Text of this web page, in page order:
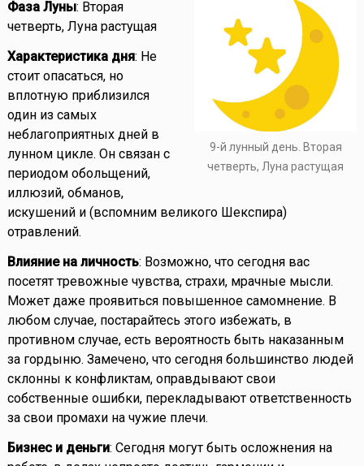
9-й лунный день. Вторая
четверть, Луна растущая
Фаза Луны: Вторая
четверть, Луна растущая
Характеристика дня: Не
стоит опасаться, но
вплотную приблизился
один из самых
неблагоприятных дней в
лунном цикле. Он связан с
периодом обольщений,
иллюзий, обманов,
искушений и (вспомним великого Шекспира)
отравлений.
Влияние на личность: Возможно, что сегодня вас
посетят тревожные чувства, страхи, мрачные мысли.
Может даже проявиться повышенное самомнение. В
любом случае, постарайтесь этого избежать, в
противном случае, есть вероятность быть наказанным
за гордыню. Замечено, что сегодня большинство людей
склонны к конфликтам, оправдывают свои
собственные ошибки, перекладывают ответственность
за свои промахи на чужие плечи.
Бизнес и деньги: Сегодня могут быть осложнения на